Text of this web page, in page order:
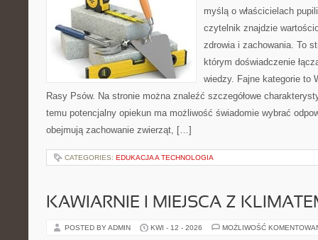
myślą o właścicielach
czytelnik znajdzie
zdrowia i zachowania. To
którym doświadczenie
wiedzy. Fajne kategorie to
Rasy Psów. Na stronie można znaleźć szczegółowe
temu potencjalny opiekun ma możliwość świadomie wybrać
obejmują zachowanie zwierząt, […]
CATEGORIES: EDUKACJA A TECHNOLOGIA
KAWIARNIE I MIEJSCA Z
POSTED BY ADMIN KWI - 12 - 2026 MOŻLIWOŚĆ